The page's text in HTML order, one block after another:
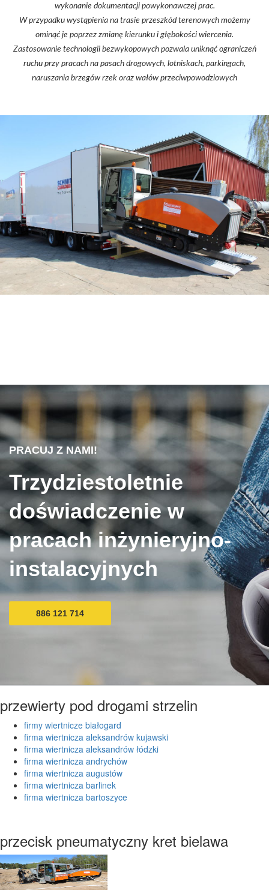
wykonanie dokumentacji powykonawczej prac.
W przypadku wystąpienia na trasie przeszkód terenowych możemy
ominąć je poprzez zmianę kierunku i głębokości wiercenia.
Zastosowanie technologii bezwykopowych pozwala uniknąć ograniczeń
ruchu przy pracach na pasach drogowych, lotniskach, parkingach,
naruszania brzegów rzek oraz wałów przeciwpowodziowych
PRACUJ Z NAMI!
Trzydziestoletnie
doświadczenie w
pracach inżynieryjno-
instalacyjnych
886 121 714
przewierty pod drogami strzelin
firmy wiertnicze białogard
firma wiertnicza aleksandrów kujawski
firma wiertnicza aleksandrów łódzki
firma wiertnicza andrychów
firma wiertnicza augustów
firma wiertnicza barlinek
firma wiertnicza bartoszyce
przecisk pneumatyczny kret bielawa